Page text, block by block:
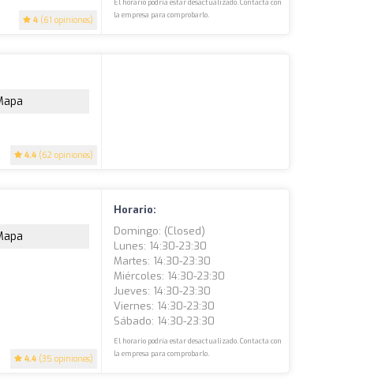
4 (61 opiniones)
El horario podría estar desactualizado. Contacta con
la empresa para comprobarlo.
4.4 (62 opiniones)
4.4 (35 opiniones)
Horario:
Domingo: (closed)
Lunes: 14:30-23:30
Martes: 14:30-23:30
Miércoles: 14:30-23:30
Jueves: 14:30-23:30
Viernes: 14:30-23:30
Sábado: 14:30-23:30
El horario podría estar desactualizado. Contacta con
la empresa para comprobarlo.